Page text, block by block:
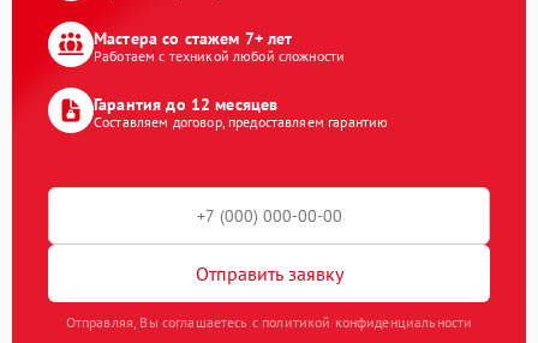
Мастера со стажем 7+ лет
Работаем с техникой любой сложности
Гарантия до 12 месяцев
Составляем договор, предоставляем гарантию
Отправить заявку
Отправляя, Вы соглашаетесь с политикой конфиденциальности